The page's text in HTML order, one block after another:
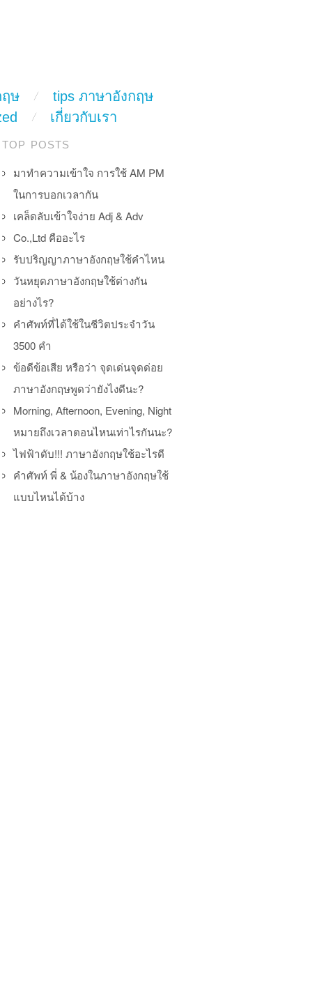
ษ
tips ภาษาอังกฤษ
เกี่ยวกับเรา
TOP POSTS
มาทำความเข้าใจ การใช้ AM PM
ในการบอกเวลากัน
เคล็ดลับเข้าใจง่าย Adj & Adv
Co.,Ltd คืออะไร
รับปริญญาภาษาอังกฤษใช้คำไหน
วันหยุดภาษาอังกฤษใช้ต่างกัน
อย่างไร?
คำศัพท์ที่ได้ใช้ในชีวิตประจำวัน
3500 คำ
ข้อดีข้อเสีย หรือว่า จุดเด่นจุดด่อย
ภาษาอังกฤษพูดว่ายังไงดีนะ?
Morning, Afternoon, Evening, Night
หมายถึงเวลาตอนไหนเท่าไรกันนะ?
ไฟฟ้าดับ!!! ภาษาอังกฤษใช้อะไรดี
คำศัพท์ พี่ & น้องในภาษาอังกฤษใช้
แบบไหนได้บ้าง